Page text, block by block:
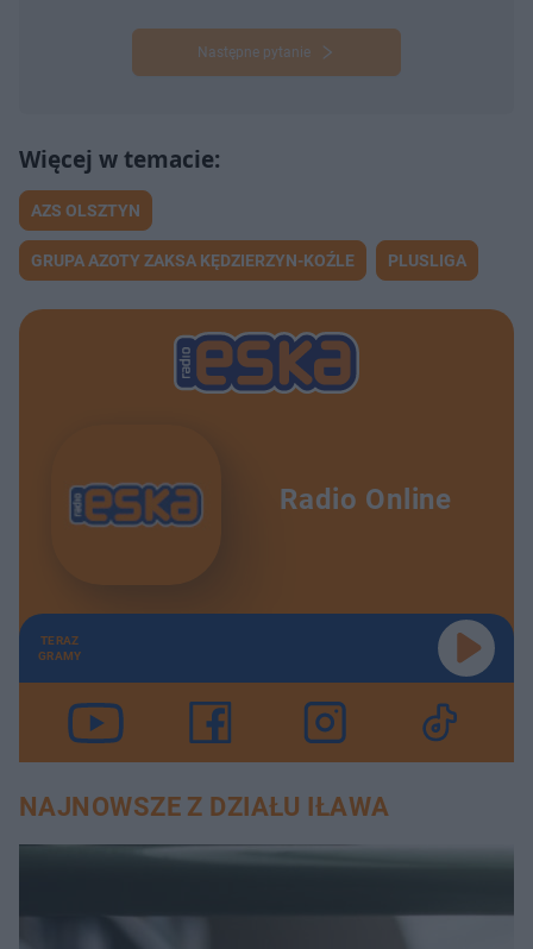
Następne pytanie
AZS OLSZTYN
GRUPA AZOTY ZAKSA KĘDZIERZYN-KOŹLE PLUSLIGA
Radio Online
TERAZ
GRAMY
NAJNOWSZE Z DZIAŁU IŁAWA